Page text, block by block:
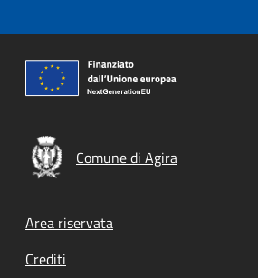
Comune di Agira
Footer menu
Area riservata
Crediti